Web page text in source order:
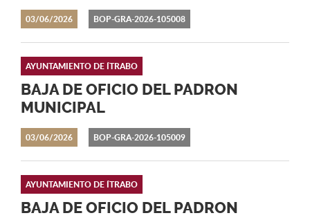
03/06/2026 BOP-GRA-2026-105008
03/06/2026
BAJA DE OFICIO DEL PADRON
MUNICIPAL
AYUNTAMIENTO DE ÍTRABO
BOP-GRA-2026-105009
BAJA DE OFICIO DEL PADRON
AYUNTAMIENTO DE ÍTRABO